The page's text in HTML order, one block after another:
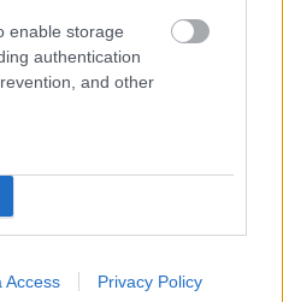
enable storage
authentication
and other
Access Privacy Policy
mutat rá, hogy a
a színház lényegéhez.